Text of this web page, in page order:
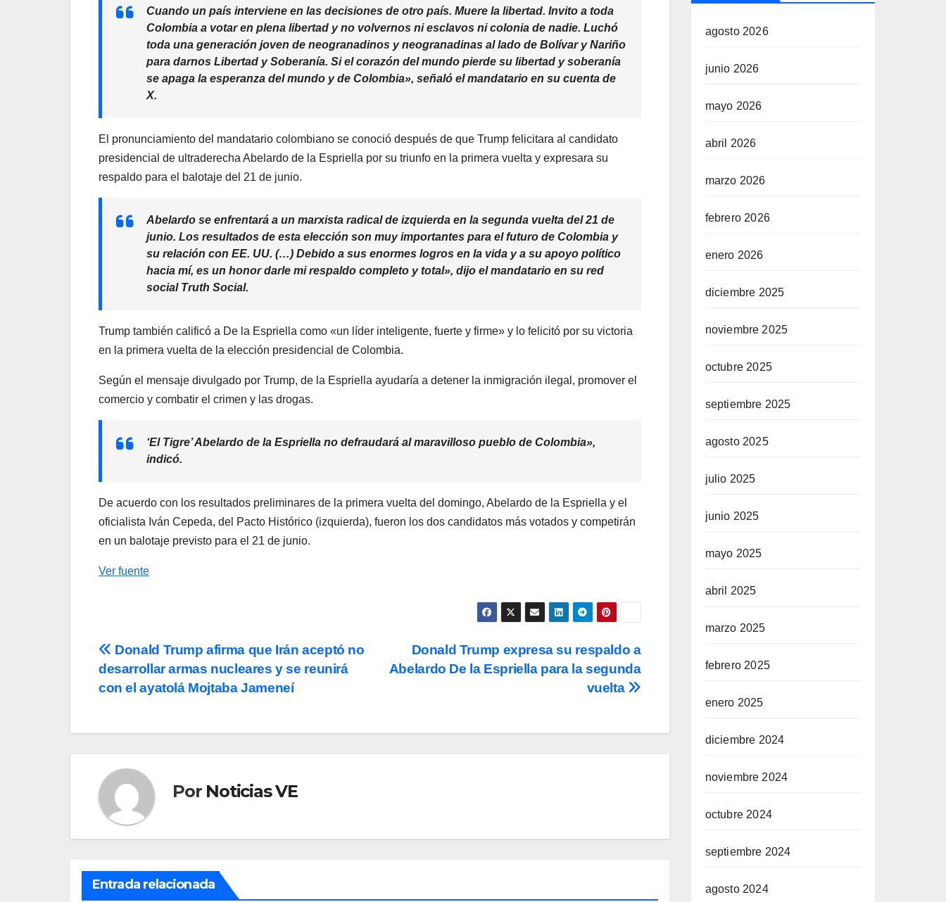
Cuando un país interviene en las decisiones de otro país. Muere la libertad. Invito a toda
Colombia a votar en plena libertad y no volvernos ni esclavos ni colonia de nadie. Luchó
toda una generación joven de neogranadinos y neogranadinas al lado de Bolívar y Nariño
para darnos Libertad y Soberanía. Si el corazón del mundo pierde su libertad y soberanía
se apaga la esperanza del mundo y de Colombia», señaló el mandatario en su cuenta de
X.
El pronunciamiento del mandatario colombiano se conoció después de que Trump felicitara al candidato
presidencial de ultraderecha Abelardo de la Espriella por su triunfo en la primera vuelta y expresara su
respaldo para el balotaje del 21 de junio.
Abelardo se enfrentará a un marxista radical de izquierda en la segunda vuelta del 21 de
junio. Los resultados de esta elección son muy importantes para el futuro de Colombia y
su relación con EE. UU. (…) Debido a sus enormes logros en la vida y a su apoyo político
hacia mí, es un honor darle mi respaldo completo y total», dijo el mandatario en su red
social Truth Social.
Trump también calificó a De la Espriella como «un líder inteligente, fuerte y firme» y lo felicitó por su victoria
en la primera vuelta de la elección presidencial de Colombia.
Según el mensaje divulgado por Trump, de la Espriella ayudaría a detener la inmigración ilegal, promover el
comercio y combatir el crimen y las drogas.
‘El Tigre’ Abelardo de la Espriella no defraudará al maravilloso pueblo de Colombia»,
indicó.
De acuerdo con los resultados preliminares de la primera vuelta del domingo, Abelardo de la Espriella y el
oficialista Iván Cepeda, del Pacto Histórico (izquierda), fueron los dos candidatos más votados y competirán
en un balotaje previsto para el 21 de junio.
Ver fuente
Navegación
de
Donald Trump expresa su respaldo a
Abelardo De la Espriella para la segunda
vuelta
Donald Trump afirma que Irán aceptó no
desarrollar armas nucleares y se reunirá
con el ayatolá Mojtaba Jameneí
Por Noticias VE
Entrada relacionada
agosto 2026
junio 2026
mayo 2026
abril 2026
marzo 2026
febrero 2026
enero 2026
diciembre 2025
noviembre 2025
octubre 2025
septiembre 2025
agosto 2025
julio 2025
junio 2025
mayo 2025
abril 2025
marzo 2025
febrero 2025
enero 2025
diciembre 2024
noviembre 2024
octubre 2024
septiembre 2024
agosto 2024